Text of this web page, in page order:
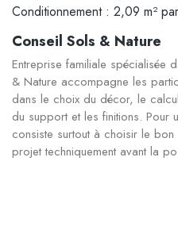
Conditionnement : 2,09 m²
Conseil Sols & Nature
Entreprise familiale spécialisée
& Nature accompagne les
dans le choix du décor, le
du support et les finitions. Pour
consiste surtout à choisir le
projet techniquement avant la